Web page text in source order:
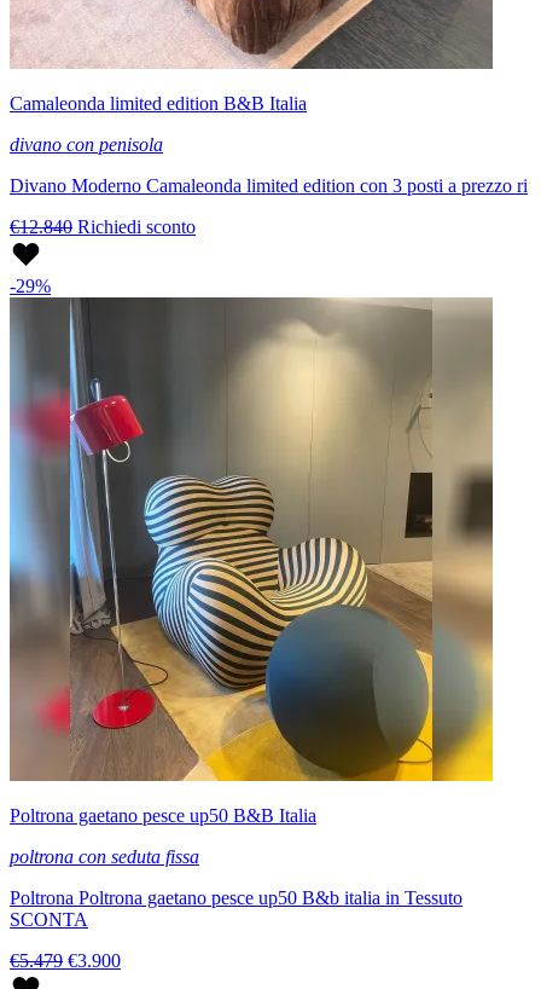
Camaleonda limited edition B&B Italia
divano con penisola
Divano Moderno Camaleonda limited edition con 3 posti a prezzo ri
€12.840 Richiedi sconto
-29%
Poltrona gaetano pesce up50 B&B Italia
poltrona con seduta fissa
Poltrona Poltrona gaetano pesce up50 B&b italia in Tessuto
SCONTA
€5.479 €3.900